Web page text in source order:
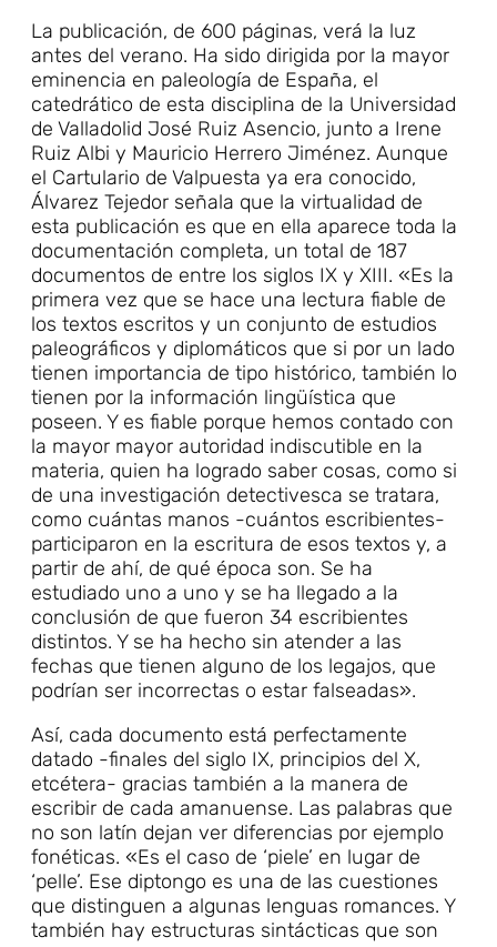
La publicación, de 600 páginas, verá la luz
antes del verano. Ha sido dirigida por la mayor
eminencia en paleología de España, el
catedrático de esta disciplina de la Universidad
de Valladolid José Ruiz Asencio, junto a Irene
Ruiz Albi y Mauricio Herrero Jiménez. Aunque
el Cartulario de Valpuesta ya era conocido,
Álvarez Tejedor señala que la virtualidad de
esta publicación es que en ella aparece toda la
documentación completa, un total de 187
documentos de entre los siglos IX y XIII. «Es la
primera vez que se hace una lectura fiable de
los textos escritos y un conjunto de estudios
paleográficos y diplomáticos que si por un lado
tienen importancia de tipo histórico, también lo
tienen por la información lingüística que
poseen. Y es fiable porque hemos contado con
la mayor mayor autoridad indiscutible en la
materia, quien ha logrado saber cosas, como si
de una investigación detectivesca se tratara,
como cuántas manos -cuántos escribientes-
participaron en la escritura de esos textos y, a
partir de ahí, de qué época son. Se ha
estudiado uno a uno y se ha llegado a la
conclusión de que fueron 34 escribientes
distintos. Y se ha hecho sin atender a las
fechas que tienen alguno de los legajos, que
podrían ser incorrectas o estar falseadas».
Así, cada documento está perfectamente
datado -finales del siglo IX, principios del X,
etcétera- gracias también a la manera de
escribir de cada amanuense. Las palabras que
no son latín dejan ver diferencias por ejemplo
fonéticas. «Es el caso de ‘piele’ en lugar de
‘pelle’. Ese diptongo es una de las cuestiones
que distinguen a algunas lenguas romances. Y
también hay estructuras sintácticas que son